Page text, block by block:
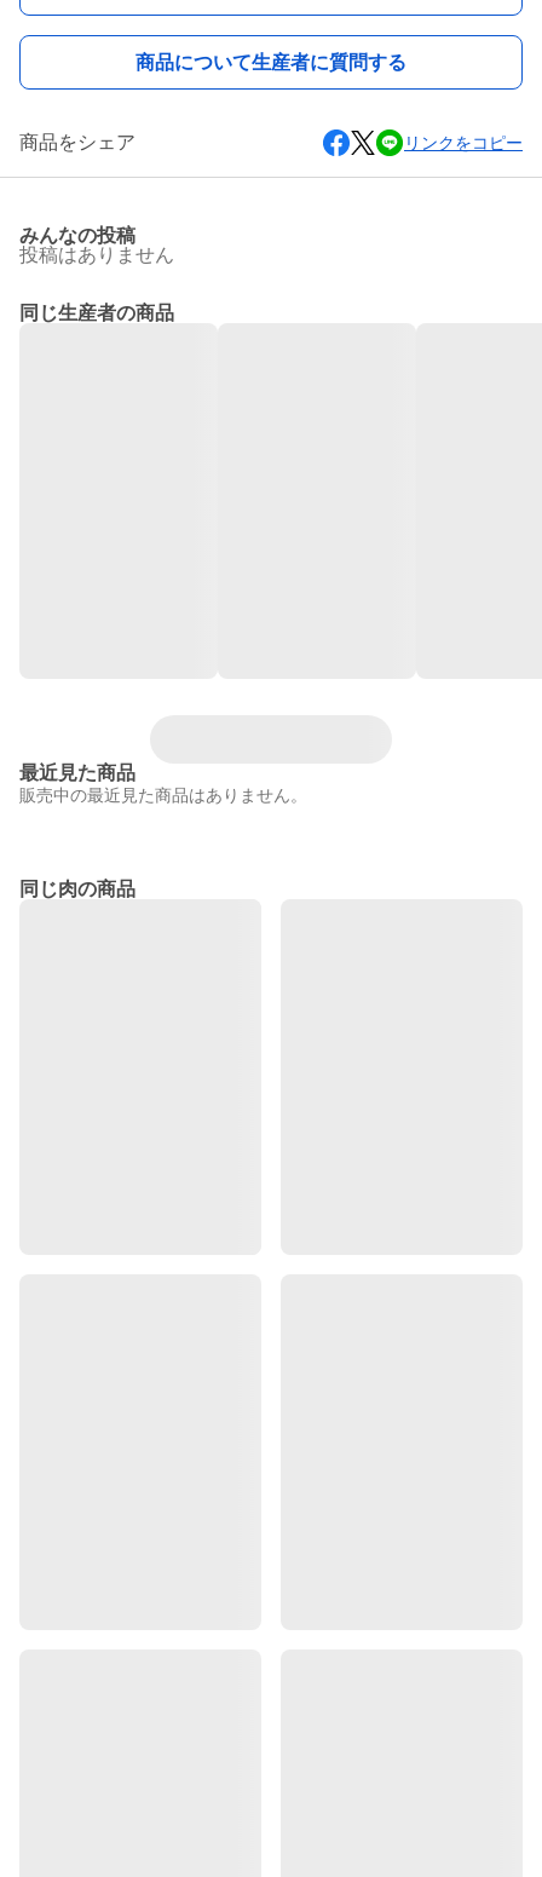
商品について生産者に質問する
商品をシェア リンクをコピー
みんなの投稿
投稿はありません
同じ生産者の商品
最近見た商品
販売中の最近見た商品はありません。
同じ肉の商品